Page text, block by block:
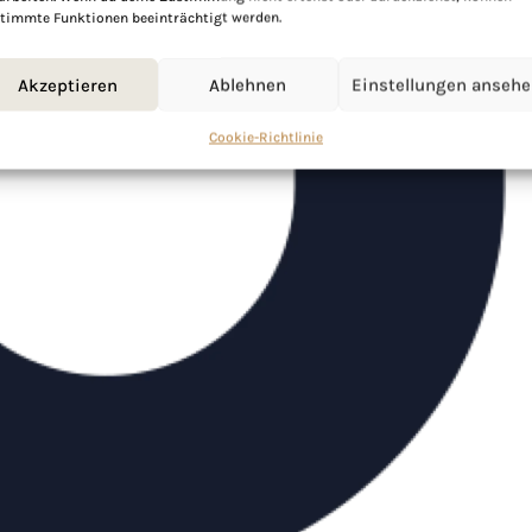
Funktionen beeinträchtigt werden.
Akzeptieren Ablehnen Einstellungen
Cookie-Richtlinie